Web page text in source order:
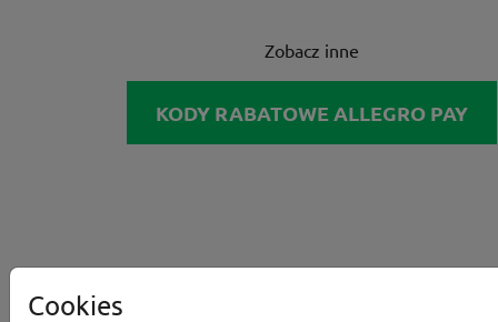
Zobacz inne
KODY RABATOWE ALLEGRO PAY
Cookies